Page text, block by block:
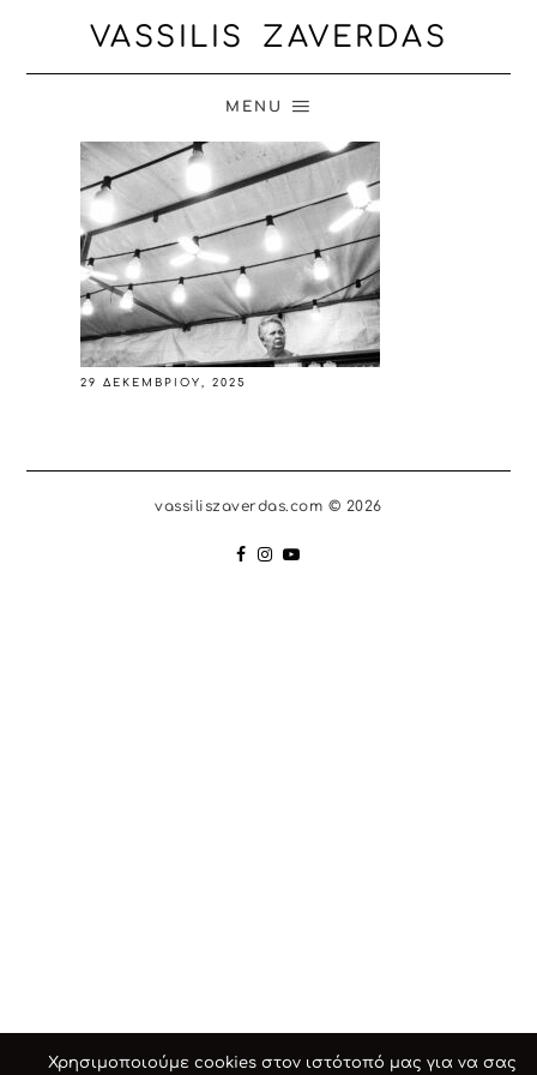
VASSILIS ZAVERDAS
MENU
29 ΔΕΚΕΜΒΡΊΟΥ, 2025
vassiliszaverdas.com © 2026
Χρησιμοποιούμε cookies στον ιστότοπό μας για να σας